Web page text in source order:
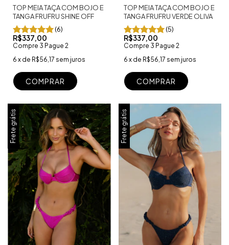
TOP MEIA TAÇA COM BOJO E
TANGA FRUFRU SHINE OFF
(6)
R$337,00
Compre 3 Pague 2
6 x de R$56,17 sem juros
COMPRAR
TOP MEIA TAÇA COM BOJO E
TANGA FRUFRU VERDE OLIVA
(5)
R$337,00
Compre 3 Pague 2
6 x de R$56,17 sem juros
COMPRAR
Frete grátis Frete grátis